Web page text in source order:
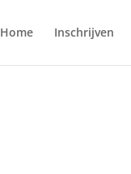
Home Inschrijven